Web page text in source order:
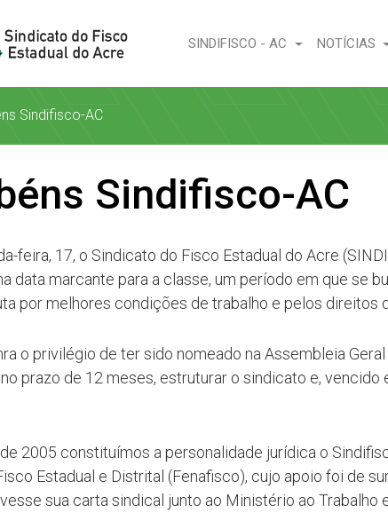
SINDIFISCO - AC NOTÍCIAS
Sindifisco-AC
Sindifisco-AC
feira, 17, o Sindicato do Fisco Estadual do Acre
data marcante para a classe, um período em que se
por melhores condições de trabalho e pelos direitos
o privilégio de ter sido nomeado na Assembleia
prazo de 12 meses, estruturar o sindicato e, vencido
2005 constituímos a personalidade jurídica o
Estadual e Distrital (Fenafisco), cujo apoio foi de
sua carta sindical junto ao Ministério ao Trabalho